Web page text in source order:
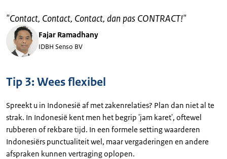
"Contact, Contact, Contact, dan pas CONTRACT!"
Fajar Ramadhany
IDBH Senso BV
Tip 3: Wees flexibel
Spreekt u in Indonesië af met zakenrelaties? Plan dan niet al te
strak. In Indonesië kent men het begrip 'jam karet', oftewel
rubberen of rekbare tijd. In een formele setting waarderen
Indonesiërs punctualiteit wel, maar vergaderingen en andere
afspraken kunnen vertraging oplopen.